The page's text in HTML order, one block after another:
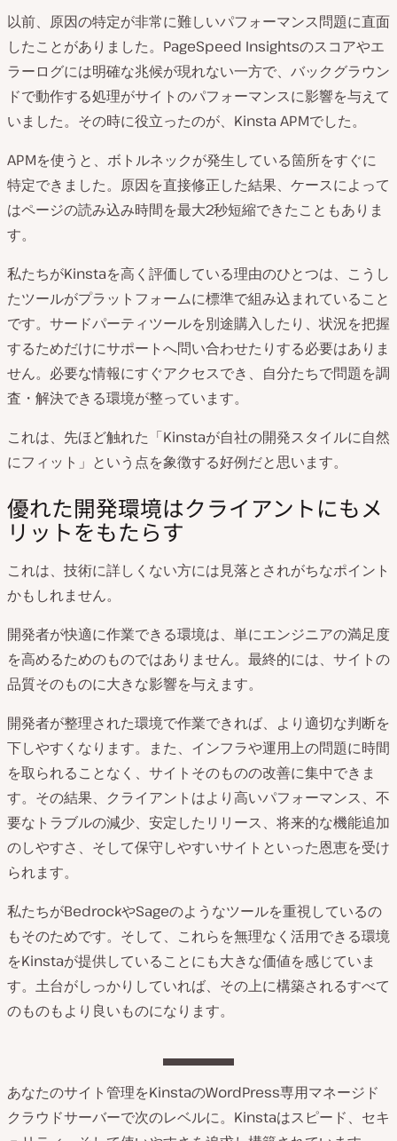
以前、原因の特定が非常に難しいパフォーマンス問題に直面
したことがありました。PageSpeed Insightsのスコアやエ
ラーログには明確な兆候が現れない一方で、バックグラウン
ドで動作する処理がサイトのパフォーマンスに影響を与えて
いました。その時に役立ったのが、Kinsta APMでした。
APMを使うと、ボトルネックが発生している箇所をすぐに
特定できました。原因を直接修正した結果、ケースによって
はページの読み込み時間を最大2秒短縮できたこともありま
す。
私たちがKinstaを高く評価している理由のひとつは、こうし
たツールがプラットフォームに標準で組み込まれていること
です。サードパーティツールを別途購入したり、状況を把握
するためだけにサポートへ問い合わせたりする必要はありま
せん。必要な情報にすぐアクセスでき、自分たちで問題を調
査・解決できる環境が整っています。
これは、先ほど触れた「Kinstaが自社の開発スタイルに自然
にフィット」という点を象徴する好例だと思います。
優れた開発環境はクライアントにもメ
リットをもたらす
これは、技術に詳しくない方には見落とされがちなポイント
かもしれません。
開発者が快適に作業できる環境は、単にエンジニアの満足度
を高めるためのものではありません。最終的には、サイトの
品質そのものに大きな影響を与えます。
開発者が整理された環境で作業できれば、より適切な判断を
下しやすくなります。また、インフラや運用上の問題に時間
を取られることなく、サイトそのものの改善に集中できま
す。その結果、クライアントはより高いパフォーマンス、不
要なトラブルの減少、安定したリリース、将来的な機能追加
のしやすさ、そして保守しやすいサイトといった恩恵を受け
られます。
私たちがBedrockやSageのようなツールを重視しているの
もそのためです。そして、これらを無理なく活用できる環境
をKinstaが提供していることにも大きな価値を感じていま
す。土台がしっかりしていれば、その上に構築されるすべて
のものもより良いものになります。
あなたのサイト管理をKinstaのWordPress専用マネージド
クラウドサーバーで次のレベルに。Kinstaはスピード、セキ